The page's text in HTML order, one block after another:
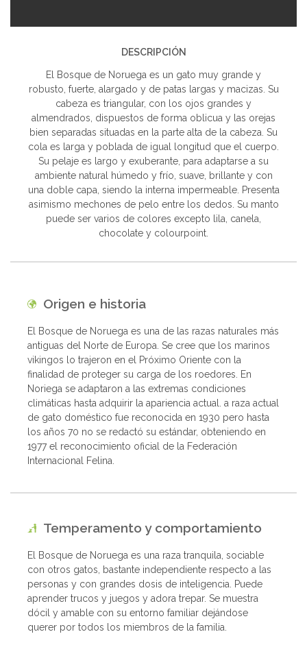
DESCRIPCIÓN
El Bosque de Noruega es un gato muy grande y
robusto, fuerte, alargado y de patas largas y macizas. Su
cabeza es triangular, con los ojos grandes y
almendrados, dispuestos de forma oblicua y las orejas
bien separadas situadas en la parte alta de la cabeza. Su
cola es larga y poblada de igual longitud que el cuerpo.
Su pelaje es largo y exuberante, para adaptarse a su
ambiente natural húmedo y frío, suave, brillante y con
una doble capa, siendo la interna impermeable. Presenta
asimismo mechones de pelo entre los dedos. Su manto
puede ser varios de colores excepto lila, canela,
chocolate y colourpoint.
Origen e historia
El Bosque de Noruega es una de las razas naturales más
antiguas del Norte de Europa. Se cree que los marinos
vikingos lo trajeron en el Próximo Oriente con la
finalidad de proteger su carga de los roedores. En
Noriega se adaptaron a las extremas condiciones
climáticas hasta adquirir la apariencia actual. a raza actual
de gato doméstico fue reconocida en 1930 pero hasta
los años 70 no se redactó su estándar, obteniendo en
1977 el reconocimiento oficial de la Federación
Internacional Felina.
Temperamento y comportamiento
El Bosque de Noruega es una raza tranquila, sociable
con otros gatos, bastante independiente respecto a las
personas y con grandes dosis de inteligencia. Puede
aprender trucos y juegos y adora trepar. Se muestra
dócil y amable con su entorno familiar dejándose
querer por todos los miembros de la familia.